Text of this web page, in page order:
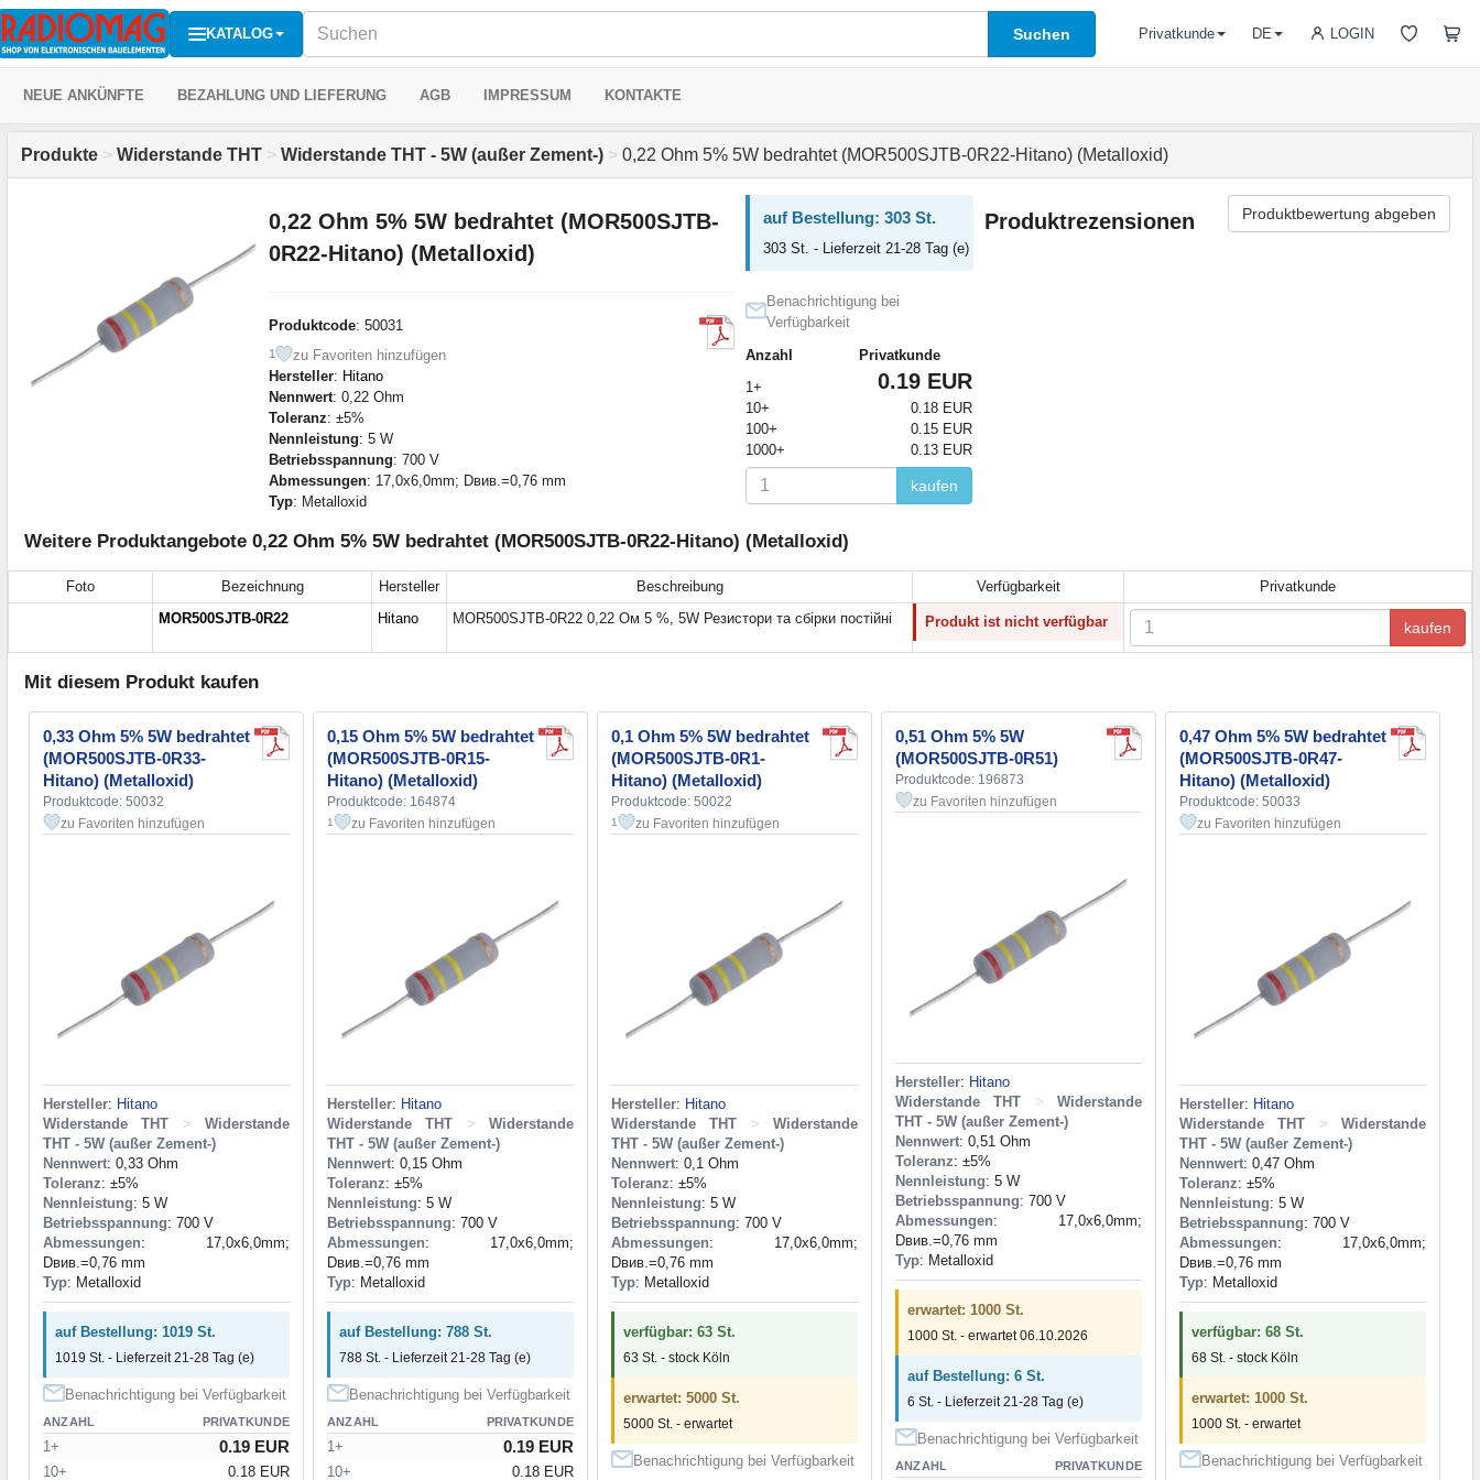
KATALOG Suchen LOGIN
Privatkunde DE
NEUE ANKÜNFTE BEZAHLUNG UND LIEFERUNG AGB IMPRESSUM KONTAKTE
Produkte > Widerstande THT > Widerstande THT - 5W (außer Zement-) > 0,22 Ohm 5% 5W bedrahtet (MOR500SJTB-0R22-Hitano) (Metalloxid)
0,22 Ohm 5% 5W bedrahtet (MOR500SJTB-
0R22-Hitano) (Metalloxid)
Produktcode: 50031
1
zu Favoriten hinzufügen
Hersteller: Hitano
Nennwert: 0,22 Ohm
Toleranz: ±5%
Nennleistung: 5 W
Betriebsspannung: 700 V
Abmessungen: 17,0x6,0mm; Dвив.=0,76 mm
Typ: Metalloxid
auf Bestellung: 303 St.
303 St. - Lieferzeit 21-28 Tag (e)
Benachrichtigung bei
Verfügbarkeit
Anzahl
Privatkunde
1+
0.19 EUR
10+
0.18 EUR
100+
0.15 EUR
1000+
0.13 EUR
kaufen
Produktrezensionen Produktbewertung abgeben
Weitere Produktangebote 0,22 Ohm 5% 5W bedrahtet (MOR500SJTB-0R22-Hitano) (Metalloxid)
Foto Bezeichnung Hersteller Beschreibung Verfügbarkeit
Privatkunde
MOR500SJTB-0R22
Hitano MOR500SJTB-0R22 0,22 Ом 5 %, 5W Резистори та cбірки постійні Produkt ist nicht verfügbar kaufen
Mit diesem Produkt kaufen
0,33 Ohm 5% 5W bedrahtet
(MOR500SJTB-0R33-
Hitano) (Metalloxid)
Produktcode: 50032
zu Favoriten hinzufügen
Hersteller: Hitano
Widerstande THT
>
Widerstande
THT - 5W (außer Zement-)
Nennwert: 0,33 Ohm
Toleranz: ±5%
Nennleistung: 5 W
Betriebsspannung: 700 V
Abmessungen: 17,0x6,0mm;
Dвив.=0,76 mm
Typ: Metalloxid
auf Bestellung: 1019 St.
1019 St. - Lieferzeit 21-28 Tag (e)
Benachrichtigung bei Verfügbarkeit
ANZAHL PRIVATKUNDE
1+ 0.19 EUR
10+ 0.18 EUR
0,15 Ohm 5% 5W bedrahtet
(MOR500SJTB-0R15-
Hitano) (Metalloxid)
Produktcode: 164874
1 zu Favoriten hinzufügen
Hersteller: Hitano
Widerstande THT
>
Widerstande
THT - 5W (außer Zement-)
Nennwert: 0,15 Ohm
Toleranz: ±5%
Nennleistung: 5 W
Betriebsspannung: 700 V
Abmessungen: 17,0x6,0mm;
Dвив.=0,76 mm
Typ: Metalloxid
auf Bestellung: 788 St.
788 St. - Lieferzeit 21-28 Tag (e)
Benachrichtigung bei Verfügbarkeit
ANZAHL PRIVATKUNDE
1+ 0.19 EUR
10+ 0.18 EUR
0,1 Ohm 5% 5W bedrahtet
(MOR500SJTB-0R1-
Hitano) (Metalloxid)
Produktcode: 50022
1 zu Favoriten hinzufügen
Hersteller: Hitano
Widerstande THT
>
Widerstande
THT - 5W (außer Zement-)
Nennwert: 0,1 Ohm
Toleranz: ±5%
Nennleistung: 5 W
Betriebsspannung: 700 V
Abmessungen: 17,0x6,0mm;
Dвив.=0,76 mm
Typ: Metalloxid
verfügbar: 63 St.
63 St. - stock Köln
erwartet: 5000 St.
5000 St. - erwartet
Benachrichtigung bei Verfügbarkeit
0,51 Ohm 5% 5W
(MOR500SJTB-0R51)
Produktcode: 196873
zu Favoriten hinzufügen
Hersteller: Hitano
Widerstande THT
>
Widerstande
THT - 5W (außer Zement-)
Nennwert: 0,51 Ohm
Toleranz: ±5%
Nennleistung: 5 W
Betriebsspannung: 700 V
Abmessungen: 17,0x6,0mm;
Dвив.=0,76 mm
Typ: Metalloxid
erwartet: 1000 St.
1000 St. - erwartet 06.10.2026
auf Bestellung: 6 St.
6 St. - Lieferzeit 21-28 Tag (e)
Benachrichtigung bei Verfügbarkeit
ANZAHL PRIVATKUNDE
0,47 Ohm 5% 5W bedrahtet
(MOR500SJTB-0R47-
Hitano) (Metalloxid)
Produktcode: 50033
zu Favoriten hinzufügen
Hersteller: Hitano
Widerstande THT
>
Widerstande
THT - 5W (außer Zement-)
Nennwert: 0,47 Ohm
Toleranz: ±5%
Nennleistung: 5 W
Betriebsspannung: 700 V
Abmessungen: 17,0x6,0mm;
Dвив.=0,76 mm
Typ: Metalloxid
verfügbar: 68 St.
68 St. - stock Köln
erwartet: 1000 St.
1000 St. - erwartet
Benachrichtigung bei Verfügbarkeit